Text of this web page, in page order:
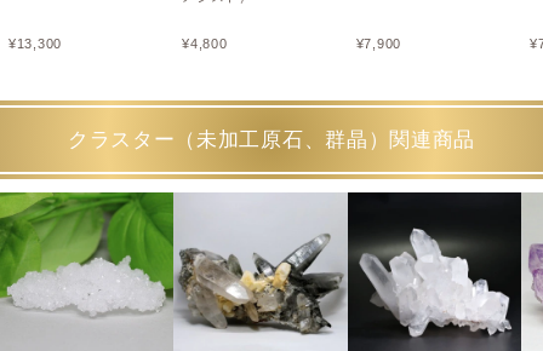
¥13,300 ¥4,800 ¥7,900 ¥
クラスター（未加工原石、群晶）関連商品